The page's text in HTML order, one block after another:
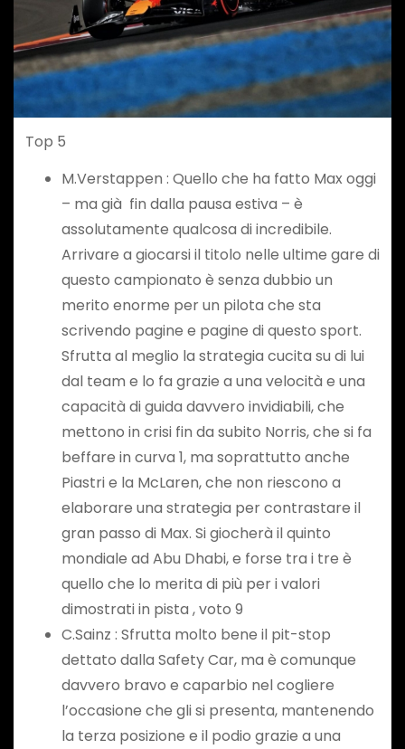
Top 5
M.Verstappen : Quello che ha fatto Max oggi
– ma già fin dalla pausa estiva – è
assolutamente qualcosa di incredibile.
Arrivare a giocarsi il titolo nelle ultime gare di
questo campionato è senza dubbio un
merito enorme per un pilota che sta
scrivendo pagine e pagine di questo sport.
Sfrutta al meglio la strategia cucita su di lui
dal team e lo fa grazie a una velocità e una
capacità di guida davvero invidiabili, che
mettono in crisi fin da subito Norris, che si fa
beffare in curva 1, ma soprattutto anche
Piastri e la McLaren, che non riescono a
elaborare una strategia per contrastare il
gran passo di Max. Si giocherà il quinto
mondiale ad Abu Dhabi, e forse tra i tre è
quello che lo merita di più per i valori
dimostrati in pista , voto 9
C.Sainz : Sfrutta molto bene il pit-stop
dettato dalla Safety Car, ma è comunque
davvero bravo e caparbio nel cogliere
l’occasione che gli si presenta, mantenendo
la terza posizione e il podio grazie a una